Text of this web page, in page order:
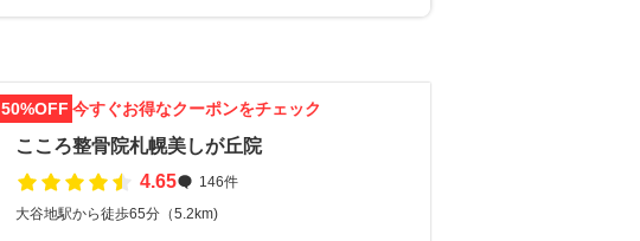
50%OFF 今すぐお得なクーポンをチェック
こころ整骨院札幌美しが丘院
4.65
146件
大谷地駅から徒歩65分（5.2km)